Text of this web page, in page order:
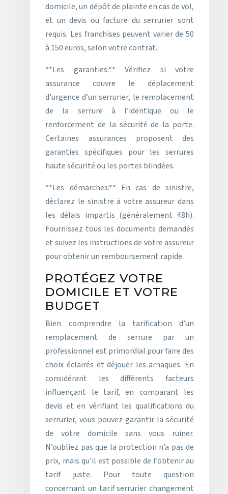
domicile, un dépôt de plainte en cas de vol,
et un devis ou facture du serrurier sont
requis. Les franchises peuvent varier de 50
à 150 euros, selon votre contrat.
**Les garanties:** Vérifiez si votre
assurance couvre le déplacement
d’urgence d’un serrurier, le remplacement
de la serrure à l’identique ou le
renforcement de la sécurité de la porte.
Certaines assurances proposent des
garanties spécifiques pour les serrures
haute sécurité ou les portes blindées.
**Les démarches:** En cas de sinistre,
déclarez le sinistre à votre assureur dans
les délais impartis (généralement 48h).
Fournissez tous les documents demandés
et suivez les instructions de votre assureur
pour obtenir un remboursement rapide.
PROTÉGEZ VOTRE
DOMICILE ET VOTRE
BUDGET
Bien comprendre la tarification d’un
remplacement de serrure par un
professionnel est primordial pour faire des
choix éclairés et déjouer les arnaques. En
considérant les différents facteurs
influençant le tarif, en comparant les
devis et en vérifiant les qualifications du
serrurier, vous pouvez garantir la sécurité
de votre domicile sans vous ruiner.
N’oubliez pas que la protection n’a pas de
prix, mais qu’il est possible de l’obtenir au
tarif juste. Pour toute question
concernant un tarif serrurier changement